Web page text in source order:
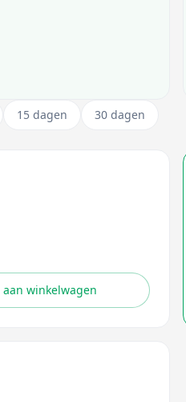
15 dagen 30 dagen
aan winkelwagen